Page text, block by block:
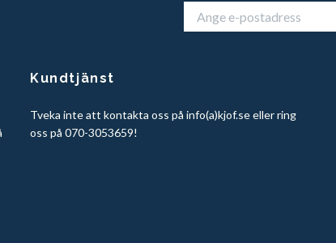
Kundtjänst
Tveka inte att kontakta oss på info(a)kjof.se eller ring
oss på 070-3053659!